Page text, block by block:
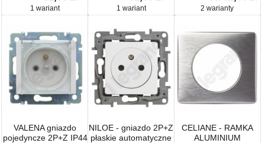
UCHYTU 0802 52
1 wariant
UCHYTU 0802 52
1 wariant 2 warianty
VALENA gniazdo
pojedyncze 2P+Z IP44
NILOE - gniazdo 2P+Z
płaskie automatyczne
CELIANE - RAMKA
ALUMINIUM